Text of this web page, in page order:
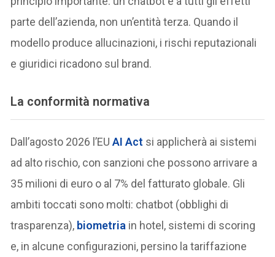
parte dell’azienda, non un’entità terza. Quando il
modello produce allucinazioni, i rischi reputazionali
e giuridici ricadono sul brand.
La conformità normativa
Dall’agosto 2026 l’EUAI Act si applicherà ai sistemi
ad alto rischio, con sanzioni che possono arrivare a
35 milioni di euro o al 7% del fatturato globale. Gli
ambiti toccati sono molti: chatbot (obblighi di
trasparenza), biometria in hotel, sistemi di scoring
e, in alcune configurazioni, persino la tariffazione